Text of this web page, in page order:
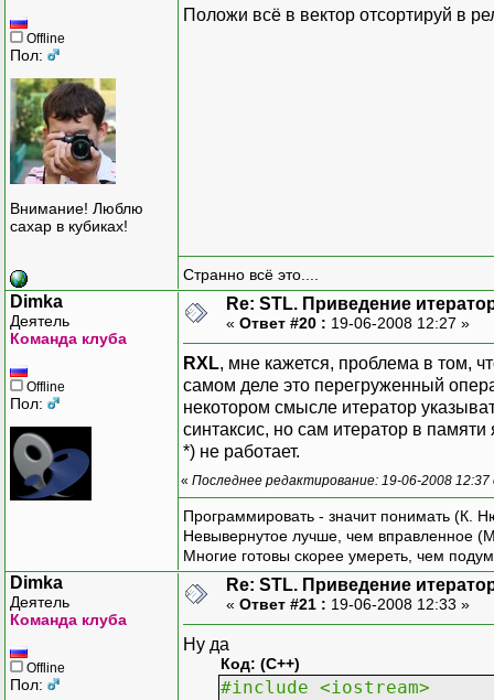
Offline
Пол:
Внимание! Люблю
сахар в кубиках!
Положи всё в вектор отсортируй в
Странно всё это....
Dimka
Деятель
Команда клуба
Offline
Пол:
Re: STL. Приведение
« Ответ #20 : 19-06-2008 12:27 »
RXL, мне кажется, проблема в том,
самом деле это перегруженный
некотором смысле итератор
синтаксис, но сам итератор в
*) не работает.
« Последнее редактирование: 19-06-2008
Программировать - значит понимать (К.
Невывернутое лучше, чем вправленное
Многие готовы скорее умереть, чем
Dimka
Деятель
Команда клуба
Offline
Пол:
Re: STL. Приведение
« Ответ #21 : 19-06-2008 12:33 »
Ну да
Код: (C++)
#include <iostream>